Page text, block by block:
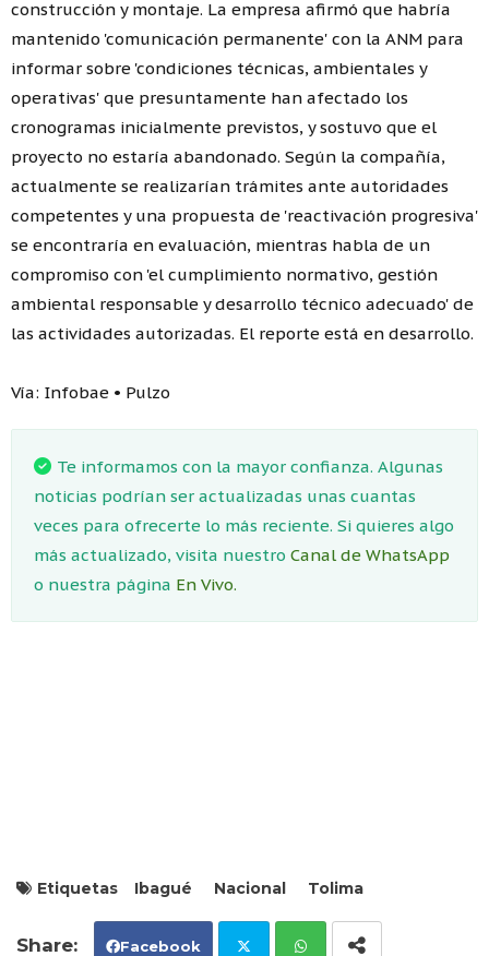
construcción y montaje. La empresa afirmó que habría
mantenido 'comunicación permanente' con la ANM para
informar sobre 'condiciones técnicas, ambientales y
operativas' que presuntamente han afectado los
cronogramas inicialmente previstos, y sostuvo que el
proyecto no estaría abandonado. Según la compañía,
actualmente se realizarían trámites ante autoridades
competentes y una propuesta de 'reactivación progresiva'
se encontraría en evaluación, mientras habla de un
compromiso con 'el cumplimiento normativo, gestión
ambiental responsable y desarrollo técnico adecuado' de
las actividades autorizadas. El reporte está en desarrollo.
Vía: Infobae • Pulzo
Te informamos con la mayor confianza. Algunas
noticias podrían ser actualizadas unas cuantas
veces para ofrecerte lo más reciente. Si quieres algo
más actualizado, visita nuestro Canal de WhatsApp
o nuestra página En Vivo.
Etiquetas Ibagué Nacional Tolima
Facebook